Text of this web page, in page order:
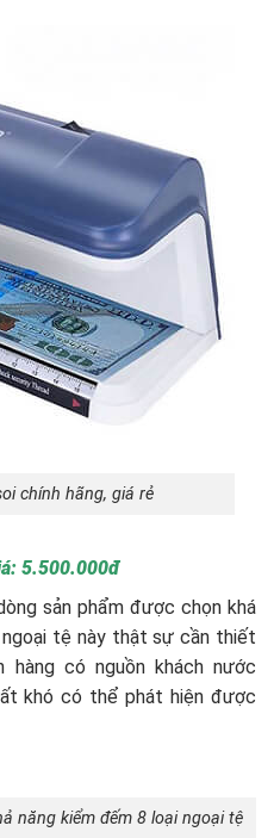
chính hãng, giá rẻ
5.500.000đ
sản phẩm được chọn khá
ngoại tệ này thật sự cần thiết
có nguồn khách nước
khó có thể phát hiện được
năng kiểm đếm 8 loại ngoại tệ